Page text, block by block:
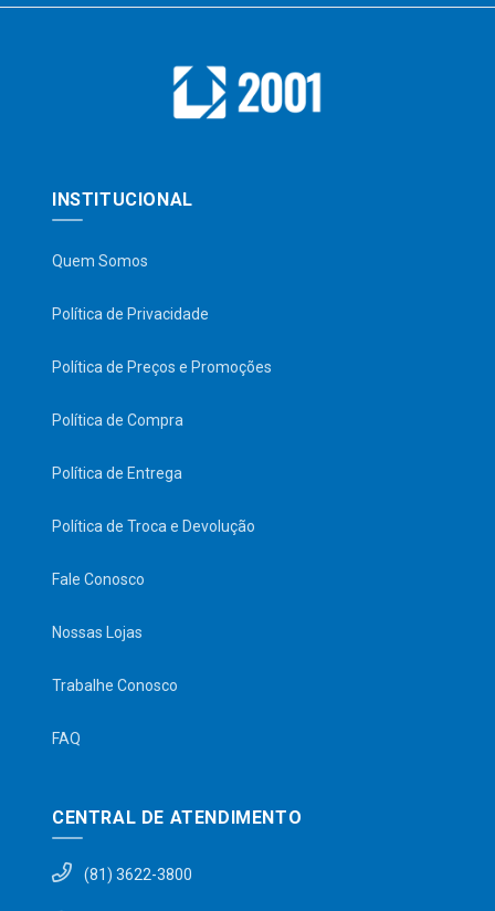
INSTITUCIONAL
Quem Somos
Política de Privacidade
Política de Preços e Promoções
Política de Compra
Política de Entrega
Política de Troca e Devolução
Fale Conosco
Nossas Lojas
Trabalhe Conosco
FAQ
CENTRAL DE ATENDIMENTO
(81) 3622-3800